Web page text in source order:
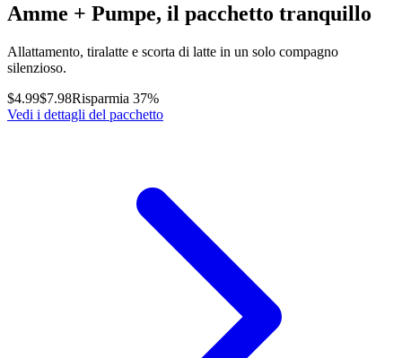
Amme + Pumpe, il pacchetto tranquillo
Allattamento, tiralatte e scorta di latte in un solo compagno
silenzioso.
$4.99$7.98Risparmia 37%
Vedi i dettagli del pacchetto